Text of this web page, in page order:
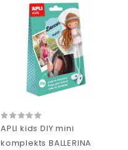
APLI kids DIY mini
komplekts BALLERINA